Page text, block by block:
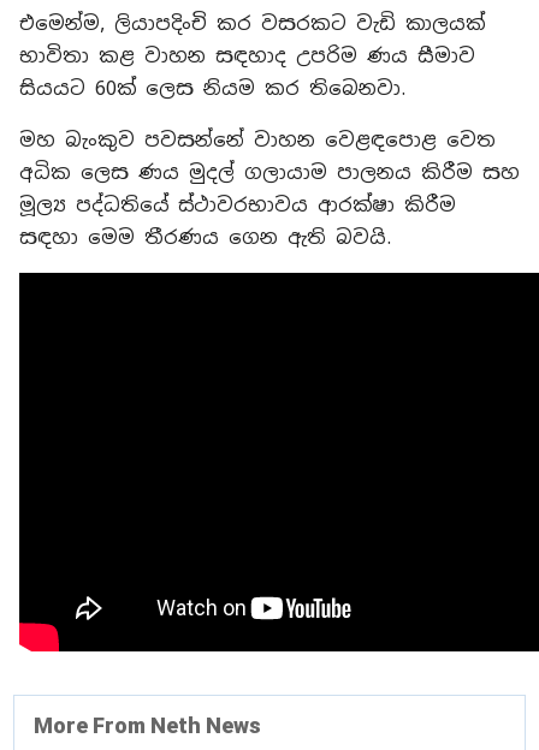
එමෙන්ම, ලියාපදිංචි කර වසරකට වැඩි කාලයක්
භාවිතා කළ වාහන සඳහාද උපරිම ණය සීමාව
සියයට 60ක් ලෙස නියම කර තිබෙනවා.
මහ බැංකුව පවසන්නේ වාහන වෙළඳපොළ වෙත
අධික ලෙස ණය මුදල් ගලායාම පාලනය කිරීම සහ
මූල්‍ය පද්ධතියේ ස්ථාවරභාවය ආරක්ෂා කිරීම
සඳහා මෙම තීරණය ගෙන ඇති බවයි.
More From Neth News